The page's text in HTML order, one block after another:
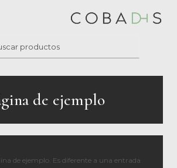
de ejemplo
de ejemplo. Es diferente a una entrada